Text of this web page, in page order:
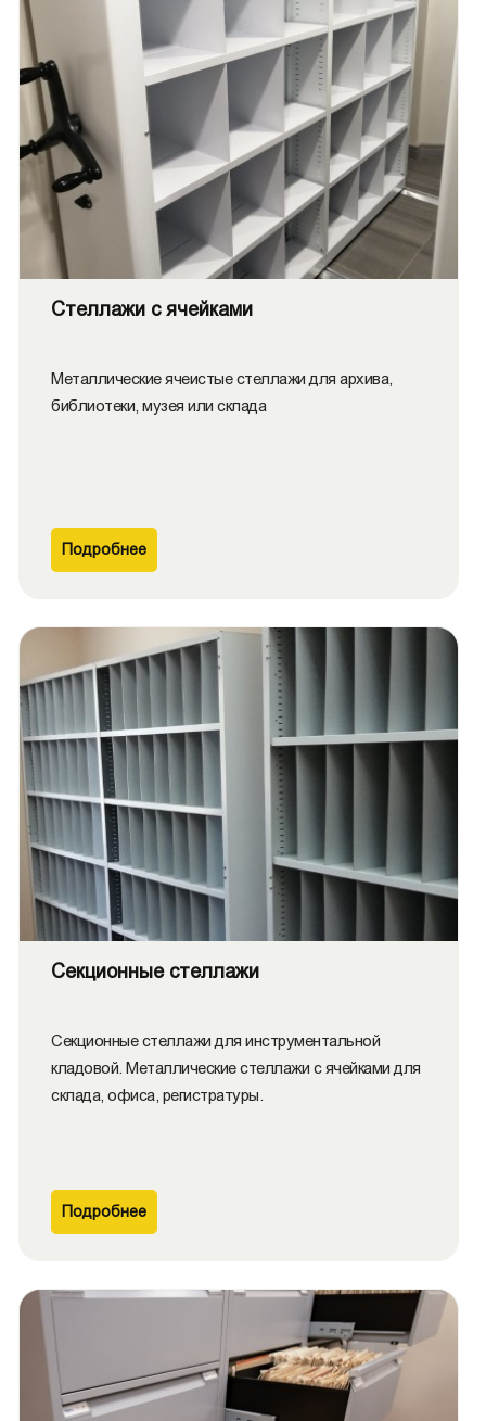
Стеллажи с ячейками
Металлические ячеистые стеллажи для архива,
библиотеки, музея или склада
Подробнее
Секционные стеллажи
Секционные стеллажи для инструментальной
кладовой. Металлические стеллажи с ячейками для
склада, офиса, регистратуры.
Подробнее